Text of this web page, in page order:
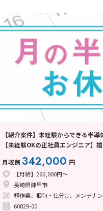
【紹介案件】未経験からできる半
【未経験OKの正社員エンジニア】
月収例 342,000 円
【月給】260,000円～
長崎県諫早市
軽作業、梱包・仕分け、メンテナ
60829-00